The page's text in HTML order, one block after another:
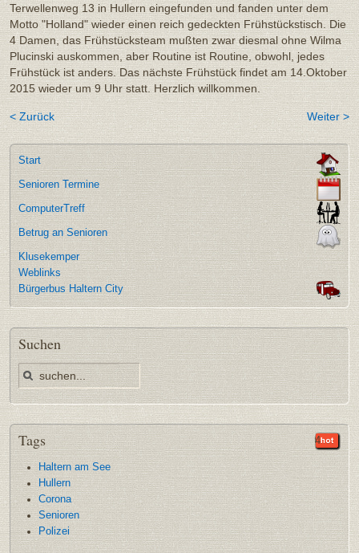
Terwellenweg 13 in Hullern eingefunden und fanden unter dem
Motto "Holland" wieder einen reich gedeckten Frühstückstisch. Die
4 Damen, das Frühstücksteam mußten zwar diesmal ohne Wilma
Plucinski auskommen, aber Routine ist Routine, obwohl, jedes
Frühstück ist anders. Das nächste Frühstück findet am 14.Oktober
2015 wieder um 9 Uhr statt. Herzlich willkommen.
< Zurück Weiter >
Start
Senioren Termine
ComputerTreff
Betrug an Senioren
Klusekemper
Weblinks
Bürgerbus Haltern City
Suchen
Tags
Haltern am See
35
Hullern
9
Corona
9
Senioren
5
Polizei
4